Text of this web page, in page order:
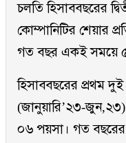
চলতি হিসাববছরের
কোম্পানিটির শেয়ার
গত বছর একই সময়ে
হিসাববছরের প্রথম দুই
(জানুয়ারি’২৩-
০৬ পয়সা। গত